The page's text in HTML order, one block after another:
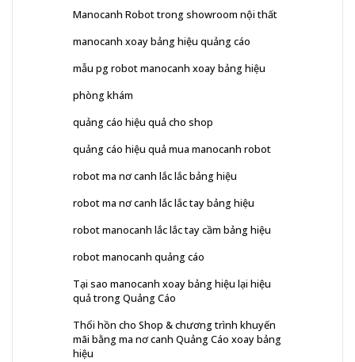
Manocanh Robot trong showroom nội thất
manocanh xoay bảng hiệu quảng cáo
mẫu pg robot manocanh xoay bảng hiệu
phòng khám
quảng cáo hiệu quả cho shop
quảng cáo hiệu quả mua manocanh robot
robot ma nơ canh lắc lắc bảng hiệu
robot ma nơ canh lắc lắc tay bảng hiệu
robot manocanh lắc lắc tay cầm bảng hiệu
robot manocanh quảng cáo
Tại sao manocanh xoay bảng hiệu lại hiệu
quả trong Quảng Cáo
Thổi hồn cho Shop & chương trình khuyến
mãi bằng ma nơ canh Quảng Cáo xoay bảng
hiệu